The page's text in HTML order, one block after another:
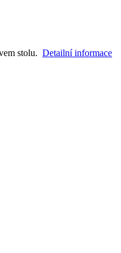
stolu. Detailní informace